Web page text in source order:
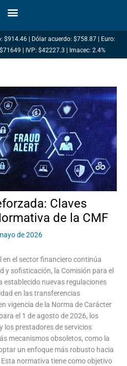
$914.46 | Dólar acuerdo: $758.87 | Euro:
| IVP: $42227.3 | Imacec: 2.4%
Claves
de la CMF
de 2026
en el sector financiero continúa
y sofisticación, la Comisión para el
establecido nuevas regulaciones
en las transferencias
vigencia de la Norma de Carácter
el 1 de agosto de 2026, los
los prestadores de servicios
mecanismos obsoletos, como la
un enfoque más robusto hacia
normativa tiene como objetivo